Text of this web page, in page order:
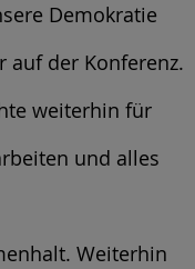
Demokratie
auf der Konferenz.
weiterhin für
und alles
Weiterhin